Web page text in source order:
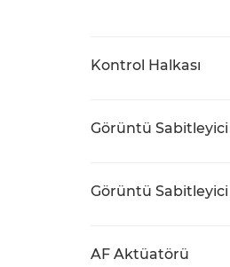
Kontrol Halkası
Görüntü Sabitleyici
Görüntü Sabitleyici
AF Aktüatörü